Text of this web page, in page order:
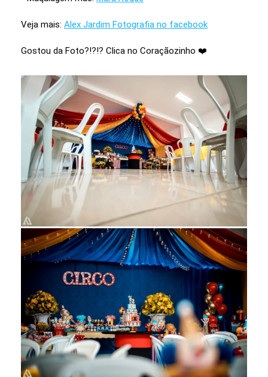
Veja mais: Alex Jardim Fotografia no facebook
Gostou da Foto?!?!? Clica no Coraçãozinho ❤️